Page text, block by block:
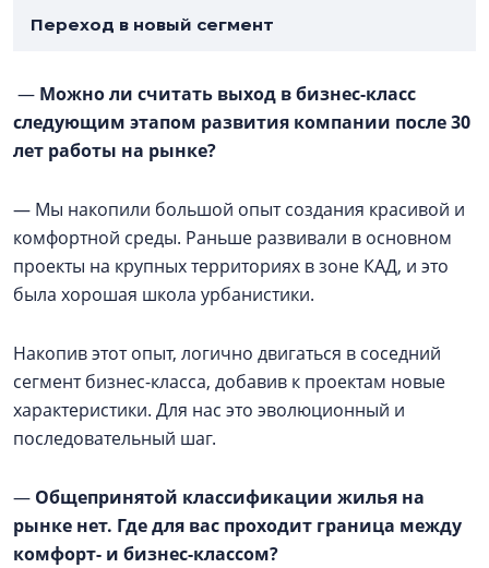
Переход в новый сегмент
— Можно ли считать выход в бизнес-класс
следующим этапом развития компании после 30
лет работы на рынке?
— Мы накопили большой опыт создания красивой и
комфортной среды. Раньше развивали в основном
проекты на крупных территориях в зоне КАД, и это
была хорошая школа урбанистики.
Накопив этот опыт, логично двигаться в соседний
сегмент бизнес-класса, добавив к проектам новые
характеристики. Для нас это эволюционный и
последовательный шаг.
— Общепринятой классификации жилья на
рынке нет. Где для вас проходит граница между
комфорт- и бизнес-классом?